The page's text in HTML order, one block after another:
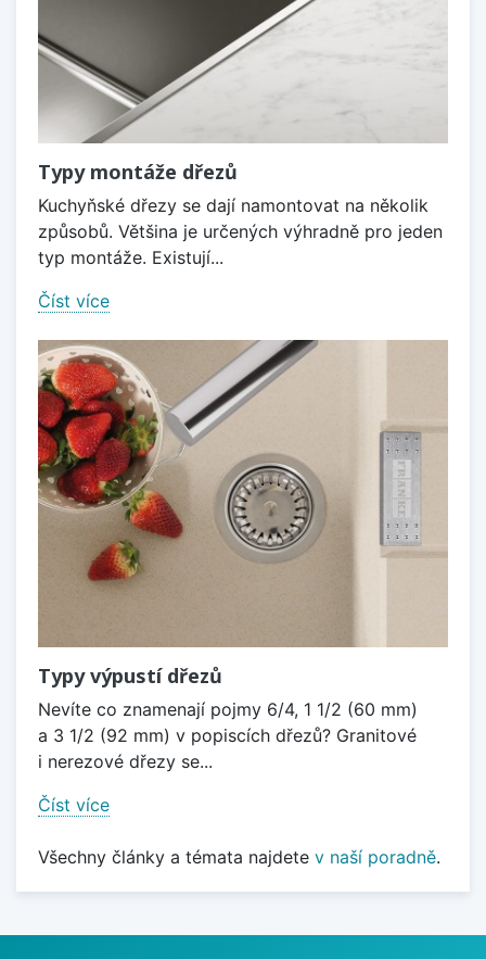
Typy montáže dřezů
Kuchyňské dřezy se dají namontovat na několik
způsobů. Většina je určených výhradně pro jeden
typ montáže. Existují...
Číst více
Typy výpustí dřezů
Nevíte co znamenají pojmy 6/4, 1 1/2 (60 mm)
a 3 1/2 (92 mm) v popiscích dřezů? Granitové
i nerezové dřezy se...
Číst více
Všechny články a témata najdete v naší poradně.